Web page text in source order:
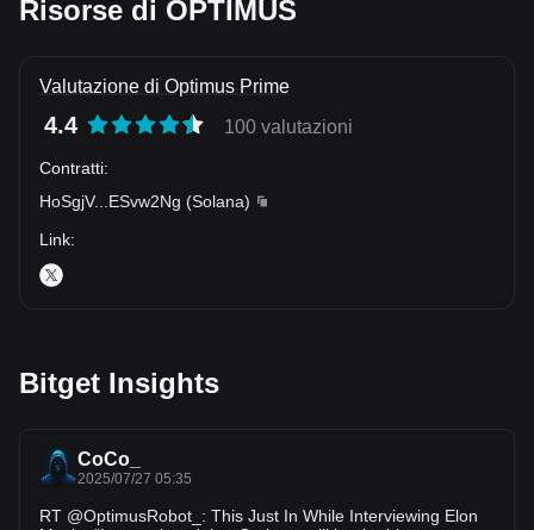
Risorse di OPTIMUS
Valutazione di Optimus Prime
4.4 100 valutazioni
Contratti:
HoSgjV... ESvw2Ng (Solana)
Link:
Bitget Insights
CoCo_
2025/07/27 05:35
RT @OptimusRobot_: This Just In While Interviewing Elon